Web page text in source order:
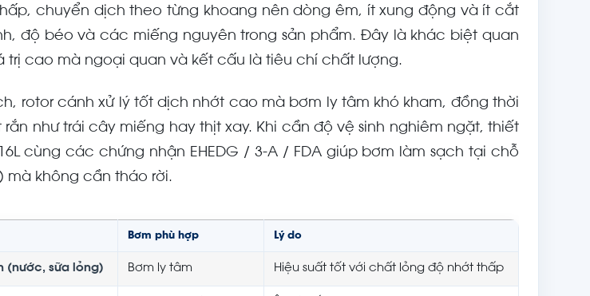
chuyển dịch theo từng khoang nên dòng êm, ít xung động và ít cắt
độ béo và các miếng nguyên trong sản phẩm. Đây là khác biệt quan
trị cao mà ngoại quan và kết cấu là tiêu chí chất lượng.
rotor cánh xử lý tốt dịch nhớt cao mà bơm ly tâm khó kham, đồng thời
như trái cây miếng hay thịt xay. Khi cần độ vệ sinh nghiêm ngặt, thiết
cùng các chứng nhận EHEDG / 3-A / FDA giúp bơm làm sạch tại chỗ
mà không cần tháo rời.
Bơm phù hợp Lý do
(nước, sữa lỏng) Bơm ly tâm Hiệu suất tốt với chất lỏng độ nhớt thấp